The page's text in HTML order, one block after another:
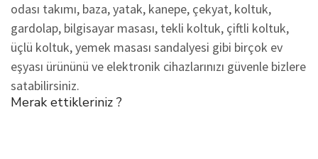
odası takımı, baza, yatak, kanepe, çekyat, koltuk,
gardolap, bilgisayar masası, tekli koltuk, çiftli koltuk,
üçlü koltuk, yemek masası sandalyesi gibi birçok ev
eşyası ürününü ve elektronik cihazlarınızı güvenle bizlere
satabilirsiniz.
Merak ettikleriniz ?